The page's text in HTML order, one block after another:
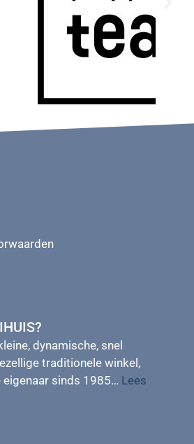
dynamische, snel
traditionele winkel,
eigenaar sinds 1985… Lees